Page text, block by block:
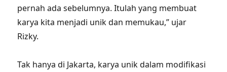
pernah ada sebelumnya. Itulah yang membuat
karya kita menjadi unik dan memukau,” ujar
Rizky.
Tak hanya di Jakarta, karya unik dalam modifikasi